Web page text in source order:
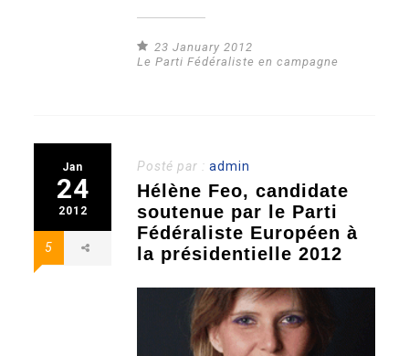
23 January 2012
Le Parti Fédéraliste en campagne
Jan
24
2012
5
Posté par :admin
Hélène Feo, candidate
soutenue par le Parti
Fédéraliste Européen à
la présidentielle 2012